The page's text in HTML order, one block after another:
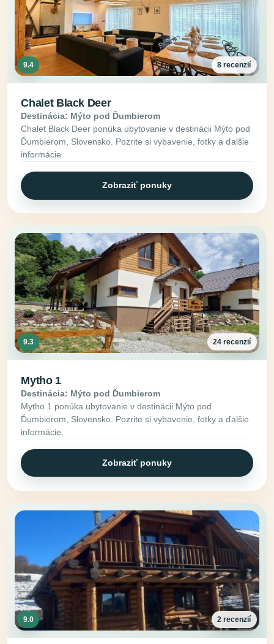
9.4 8 recenzií
Chalet Black Deer
Destinácia: Mýto pod Ďumbierom
Chalet Black Deer ponúka ubytovanie v destinácii Mýto pod
Ďumbierom, Slovensko. Pozrite si vybavenie, fotky a ďalšie
informácie.
Zobraziť ponuky
9.3 24 recenzií
Mytho 1
Destinácia: Mýto pod Ďumbierom
Mytho 1 ponúka ubytovanie v destinácii Mýto pod
Ďumbierom, Slovensko. Pozrite si vybavenie, fotky a ďalšie
informácie.
Zobraziť ponuky
9.0 2 recenzií